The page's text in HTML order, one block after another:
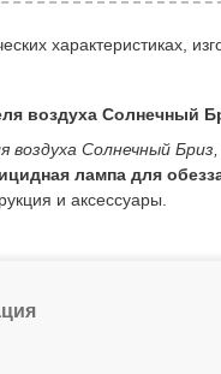
характеристиках,
воздуха Солнечный
Солнечный
лампа для
и аксессуары.